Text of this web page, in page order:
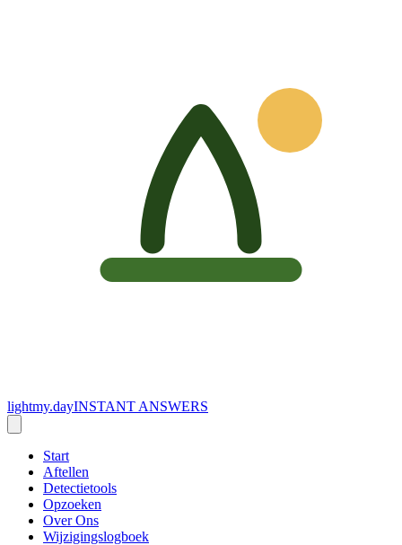
lightmy.dayINSTANT ANSWERS
Start
Aftellen
Detectietools
Opzoeken
Over Ons
Wijzigingslogboek